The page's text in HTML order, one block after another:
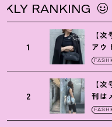
1
【
アウ
トの
2
【
刊は
の保